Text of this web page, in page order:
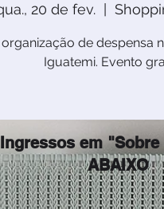
20 de fev.
  |
de despensa
Iguatemi. Evento
Ingressos em
ABAIXO